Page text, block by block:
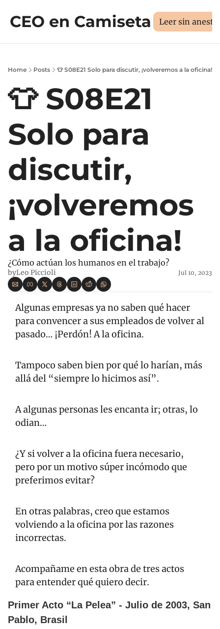
CEO en Camiseta
Medí tus 3D Sesión 1:1 Libros
Leer sin
Home Posts 👕 S08E21 Solo para discutir, ¡volveremos a la oficina!
👕 S08E21
Solo para
discutir,
¡volveremos
a la oficina!
¿Cómo actúan los humanos en el trabajo?
byLeo Piccioli Jul 10, 2023
Algunas empresas ya no saben qué hacer
para convencer a sus empleados de volver al
pasado… ¡Perdón! A la oficina.
Tampoco saben bien por qué lo harían, más
allá del “siempre lo hicimos así”.
A algunas personas les encanta ir; otras, lo
odian…
¿Y si volver a la oficina fuera necesario,
pero por un motivo súper incómodo que
preferimos evitar?
En otras palabras, creo que estamos
volviendo a la oficina por las razones
incorrectas.
Acompañame en esta obra de tres actos
para entender qué quiero decir.
Primer Acto “La Pelea” - Julio de 2003, San
Pablo, Brasil